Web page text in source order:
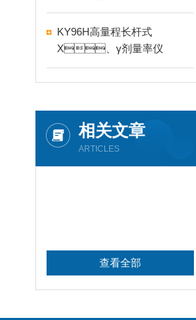
KY96H高量程长杆式
X、γ剂量率仪
相关文章
ARTICLES
查看全部